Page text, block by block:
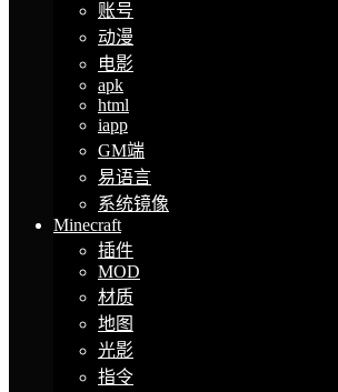
账号
动漫
电影
apk
html
iapp
GM端
易语言
系统镜像
Minecraft
插件
MOD
材质
地图
光影
指令